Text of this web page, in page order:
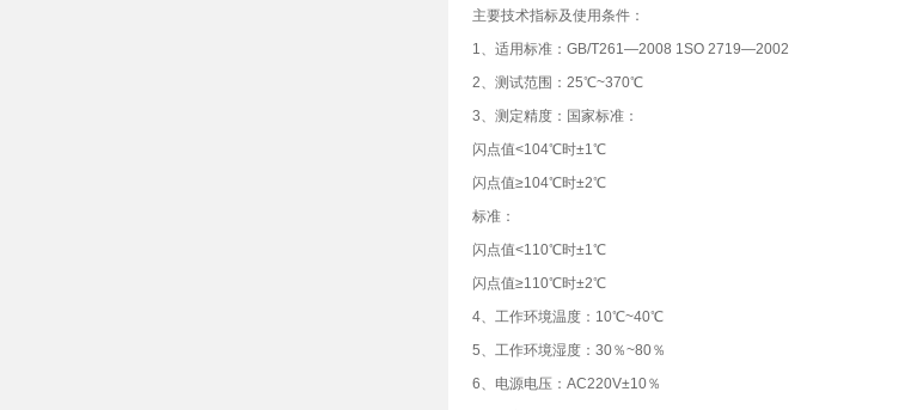
主要技术指标及使用条件：
1、适用标准：GB/T261—2008 1SO 2719—2002
2、测试范围：25℃~370℃
3、测定精度：国家标准：
闪点值<104℃时±1℃
闪点值≥104℃时±2℃
标准：
闪点值<110℃时±1℃
闪点值≥110℃时±2℃
4、工作环境温度：10℃~40℃
5、工作环境湿度：30％~80％
6、电源电压：AC220V±10％